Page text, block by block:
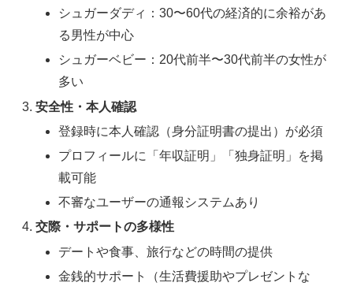
シュガーダディ：30〜60代の経済的に余裕があ
る男性が中心
シュガーベビー：20代前半〜30代前半の女性が
多い
安全性・本人確認
登録時に本人確認（身分証明書の提出）が必須
プロフィールに「年収証明」「独身証明」を掲
載可能
不審なユーザーの通報システムあり
交際・サポートの多様性
デートや食事、旅行などの時間の提供
金銭的サポート（生活費援助やプレゼントな